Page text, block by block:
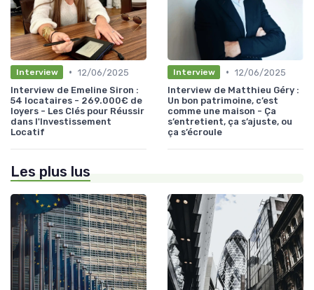
Interview • 12/06/2025
Interview de Emeline Siron :
54 locataires - 269.000€ de
loyers - Les Clés pour Réussir
dans l'Investissement
Locatif
Interview • 12/06/2025
Interview de Matthieu Géry :
Un bon patrimoine, c’est
comme une maison - Ça
s’entretient, ça s’ajuste, ou
ça s’écroule
Les plus lus